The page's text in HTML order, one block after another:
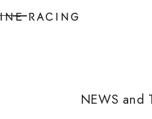
NEWS and